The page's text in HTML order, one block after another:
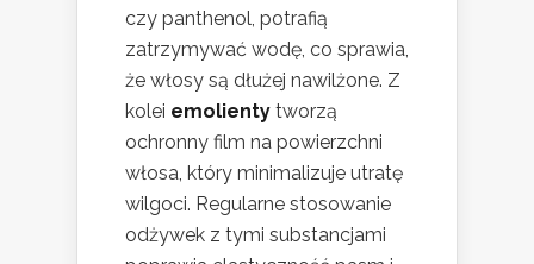
czy panthenol, potrafią
zatrzymywać wodę, co sprawia,
że włosy są dłużej nawilżone. Z
kolei emolienty tworzą
ochronny film na powierzchni
włosa, który minimalizuje utratę
wilgoci. Regularne stosowanie
odżywek z tymi substancjami